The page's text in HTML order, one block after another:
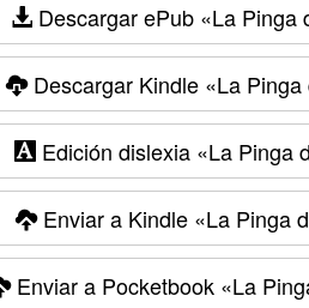
Descargar ePub«La Pinga
Descargar Kindle«La Pinga
Edición dislexia«La Pinga
Enviar a Kindle «La Pinga
Enviar a Pocketbook «La